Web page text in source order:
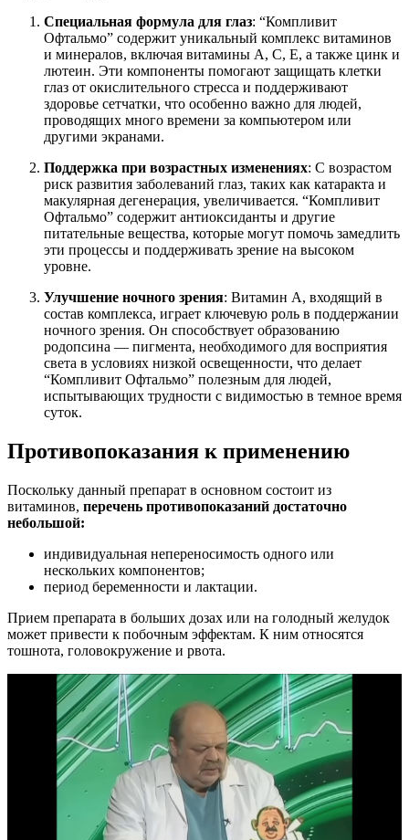
Специальная формула для глаз: “Компливит
Офтальмо” содержит уникальный комплекс витаминов
и минералов, включая витамины A, C, E, а также цинк и
лютеин. Эти компоненты помогают защищать клетки
глаз от окислительного стресса и поддерживают
здоровье сетчатки, что особенно важно для людей,
проводящих много времени за компьютером или
другими экранами.
Поддержка при возрастных изменениях: С возрастом
риск развития заболеваний глаз, таких как катаракта и
макулярная дегенерация, увеличивается. “Компливит
Офтальмо” содержит антиоксиданты и другие
питательные вещества, которые могут помочь замедлить
эти процессы и поддерживать зрение на высоком
уровне.
Улучшение ночного зрения: Витамин A, входящий в
состав комплекса, играет ключевую роль в поддержании
ночного зрения. Он способствует образованию
родопсина — пигмента, необходимого для восприятия
света в условиях низкой освещенности, что делает
“Компливит Офтальмо” полезным для людей,
испытывающих трудности с видимостью в темное время
суток.
Противопоказания к применению
Поскольку данный препарат в основном состоит из
витаминов, перечень противопоказаний достаточно
небольшой:
индивидуальная непереносимость одного или
нескольких компонентов;
период беременности и лактации.
Прием препарата в больших дозах или на голодный желудок
может привести к побочным эффектам. К ним относятся
тошнота, головокружение и рвота.